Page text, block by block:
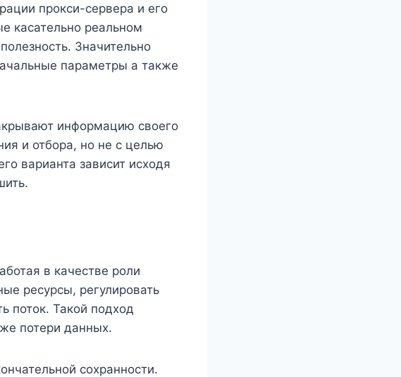
прокси-сервера и его
касательно реальном
Значительно
параметры а также
информацию своего
и отбора, но не с целью
варианта зависит исходя
в качестве роли
ресурсы, регулировать
поток. Такой подход
потери данных.
сохранности.